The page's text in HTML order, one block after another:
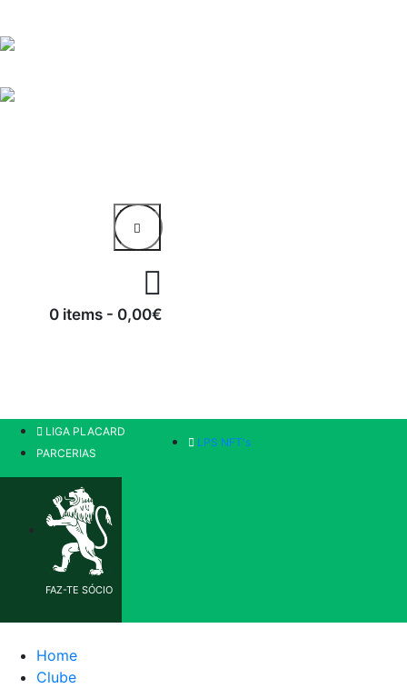
0 items - 0,00€
LIGA PLACARD
PARCERIAS
LPS NFT's
FAZ-TE SÓCIO
Home
Clube